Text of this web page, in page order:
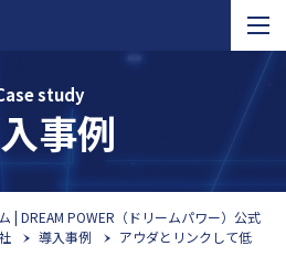
| DREAM POWER（ドリームパワー）公式
導入事例
アウダとリンクして低
study
事例